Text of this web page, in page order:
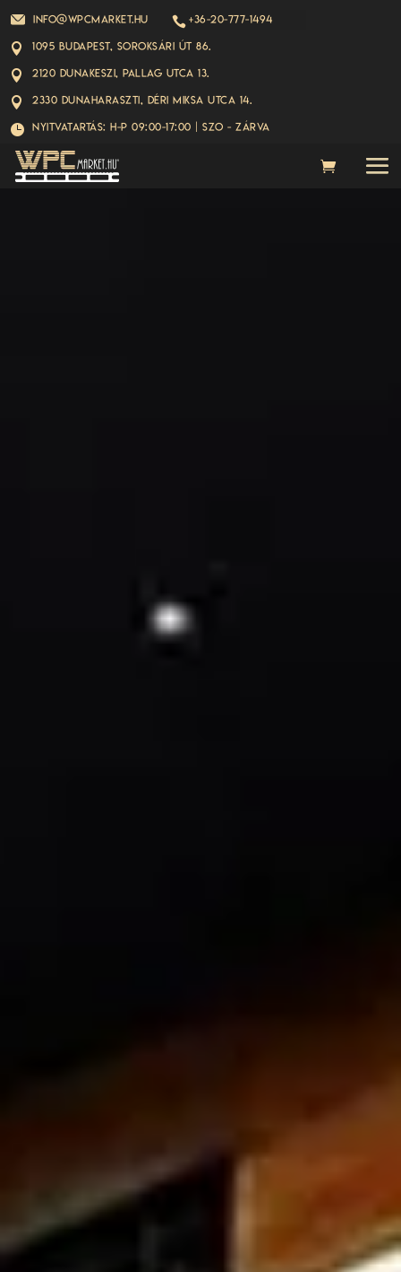
info@wpcmarket.hu  +36-20-777-1494
 1095 Budapest, Soroksári út 86.
 2120 Dunakeszi, Pallag utca 13.
 2330 Dunaharaszti, Déri Miksa utca 14.
 Nyitvatartás: H-P 09:00-17:00 | Szo - ZÁRVA